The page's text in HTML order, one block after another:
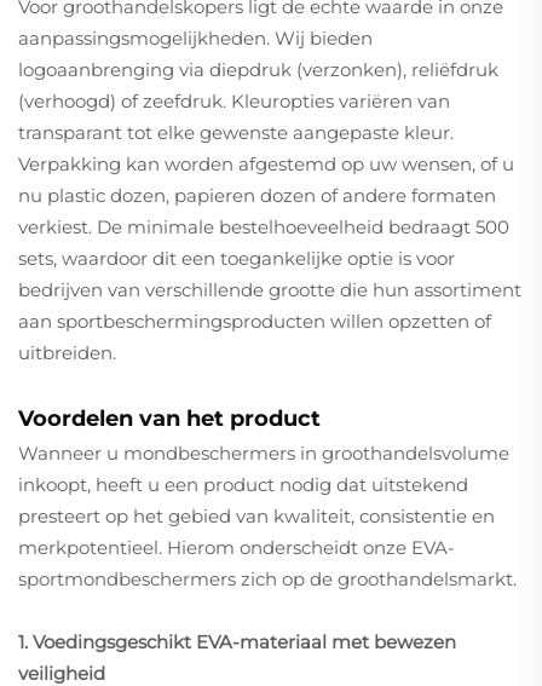
Voor groothandelskopers ligt de echte waarde in onze
aanpassingsmogelijkheden. Wij bieden
logoaanbrenging via diepdruk (verzonken), reliëfdruk
(verhoogd) of zeefdruk. Kleuropties variëren van
transparant tot elke gewenste aangepaste kleur.
Verpakking kan worden afgestemd op uw wensen, of u
nu plastic dozen, papieren dozen of andere formaten
verkiest. De minimale bestelhoeveelheid bedraagt 500
sets, waardoor dit een toegankelijke optie is voor
bedrijven van verschillende grootte die hun assortiment
aan sportbeschermingsproducten willen opzetten of
uitbreiden.
Voordelen van het product
Wanneer u mondbeschermers in groothandelsvolume
inkoopt, heeft u een product nodig dat uitstekend
presteert op het gebied van kwaliteit, consistentie en
merkpotentieel. Hierom onderscheidt onze EVA-
sportmondbeschermers zich op de groothandelsmarkt.
1. Voedingsgeschikt EVA-materiaal met bewezen
veiligheid